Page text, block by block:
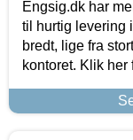
Engsig.dk har
til hurtig levering
bredt, lige fra
kontoret. Klik her